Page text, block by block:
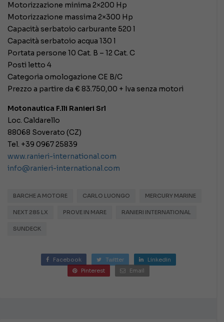
Motorizzazione minima 2×200 Hp
Motorizzazione massima 2×300 Hp
Capacità serbatoio carburante 520 l
Capacità serbatoio acqua 130 l
Portata persone 10 Cat. B – 12 Cat. C
Posti letto 4
Categoria omologazione CE B/C
Prezzo a partire da € 83.750,00 + Iva senza motori
Motonautica F.lli Ranieri Srl
Loc. Caldarello
88068 Soverato (CZ)
Tel. +39 0967 25839
www.ranieri-international.com
info@ranieri-international.com
BARCHE A MOTORE CARLO LUONGO MERCURY MARINE
NEXT 285 LX PROVE IN MARE RANIERI INTERNATIONAL
SUNDECK
Facebook Twitter
Linkedin
Pinterest
Email